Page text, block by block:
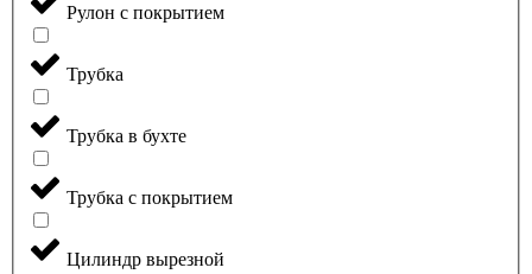
Рулон с покрытием
Трубка
Трубка в бухте
Трубка с покрытием
Цилиндр вырезной